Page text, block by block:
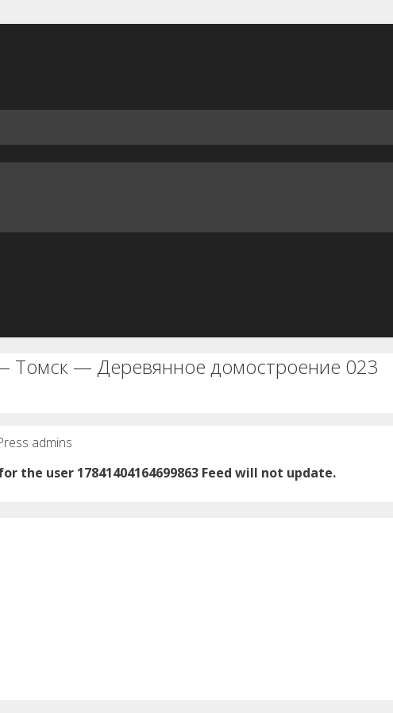
— Деревянное домостроение 023
admins
the user 17841404164699863 Feed will not update.